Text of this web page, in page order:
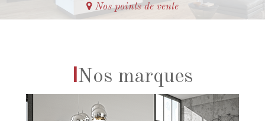
Nos points de vente
INos marques